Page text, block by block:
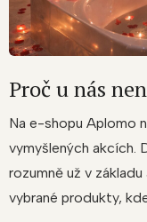
Proč u nás
Na e-shopu Aplomo
vymyšlených akcích.
rozumně už v
vybrané produkty,